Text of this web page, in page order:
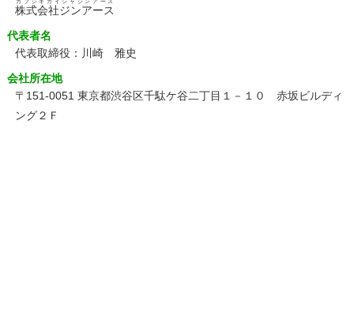
株式会社ジンアース
カブシキガイシャジンアース
代表者名
代表取締役：川崎 雅史
会社所在地
〒151-0051 東京都渋谷区千駄ケ谷二丁目１－１０ 赤坂ビルディ
ング２Ｆ